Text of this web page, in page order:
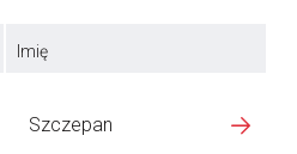
Imię
Szczepan